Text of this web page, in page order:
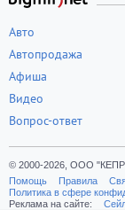
Авто
Автопродажа
Афиша
Видео
Вопрос-ответ
© 2000-2026, ООО
Помощь
Правила
Политика в сфере
Реклама на сайте: